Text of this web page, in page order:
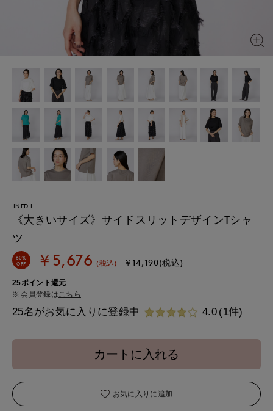
INED L
《大きいサイズ》サイドスリットデザインTシャ
ツ
60%
OFF
￥5,676 (税込) ￥14,190(税込)
25ポイント還元
会員登録は こちら
25名がお気に入りに登録中 4.0 (1件)
カートに入れる
お気に入りに追加